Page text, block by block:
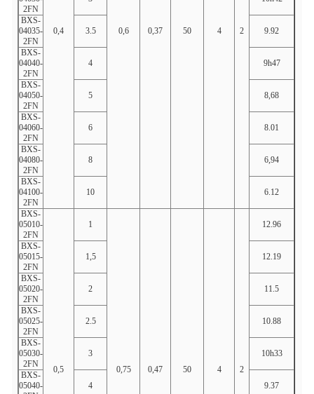
0,4 0,6 0,37 50 4 2
2FN
BXS-
04035-
2FN
3.5 9.92
BXS-
04040-
2FN
4 9h47
BXS-
04050-
2FN
5 8,68
BXS-
04060-
2FN
6 8.01
BXS-
04080-
2FN
8 6,94
BXS-
04100-
2FN
10 6.12
BXS-
05010-
2FN
0,5
1
0,75 0,47 50 4 2
12.96
BXS-
05015-
2FN
1,5 12.19
BXS-
05020-
2FN
2 11.5
BXS-
05025-
2FN
2.5 10.88
BXS-
05030-
2FN
3 10h33
BXS-
05040-
4 9.37